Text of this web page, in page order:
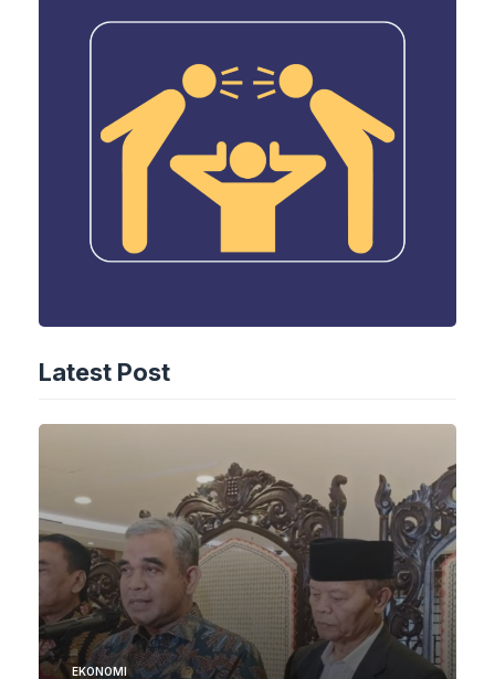
Latest Post
EKONOMI